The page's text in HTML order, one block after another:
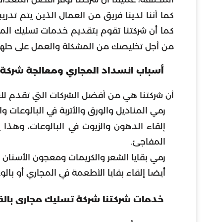
كما أننا لدينا فريق من العمال الذين يتم
كما أن شركتنا تقوم بتقديم خدمات تسليك
من أجل تخليصك من المشكلة والعمل على
أسباب انسداد المجاري ومعالجة
أن شركتنا هي من أفضل الشركات التي تقدم
رمي المناديل والورق والأتربة في
إلقاء الدهون والزيوت في البالوعات،
المفاجئ.
رمي بقايا الشعر والكريمات ومعجون
أيضا إلقاء بقايا الأطعمة في المجاري أو
خدمات شركتنا شركة تسليك مجارى